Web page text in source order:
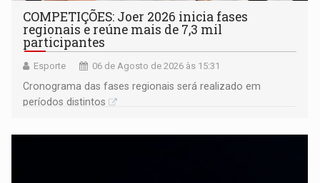
COMPETIÇÕES: Joer 2026 inicia fases
regionais e reúne mais de 7,3 mil
participantes
Esporte 06 de Agosto de 2026 às 15:31
Cronograma das fases regionais será realizado em
períodos distintos